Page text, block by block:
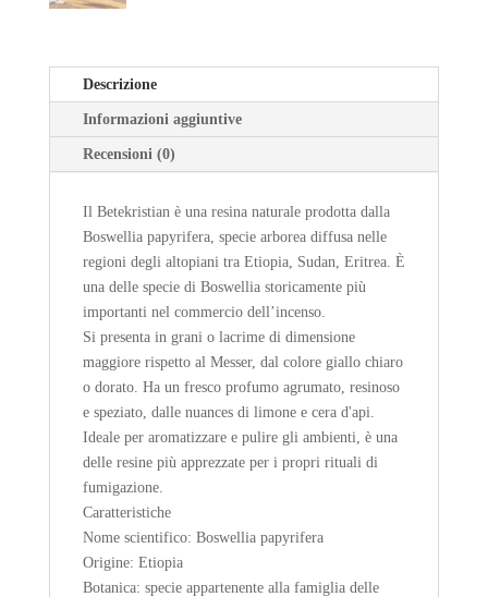
Descrizione
Informazioni aggiuntive
Recensioni (0)
Il Betekristian è una resina naturale prodotta dalla
Boswellia papyrifera, specie arborea diffusa nelle
regioni degli altopiani tra Etiopia, Sudan, Eritrea. È
una delle specie di Boswellia storicamente più
importanti nel commercio dell’incenso.
Si presenta in grani o lacrime di dimensione
maggiore rispetto al Messer, dal colore giallo chiaro
o dorato. Ha un fresco profumo agrumato, resinoso
e speziato, dalle nuances di limone e cera d'api.
Ideale per aromatizzare e pulire gli ambienti, è una
delle resine più apprezzate per i propri rituali di
fumigazione.
Caratteristiche
Nome scientifico: Boswellia papyrifera
Origine: Etiopia
Botanica: specie appartenente alla famiglia delle